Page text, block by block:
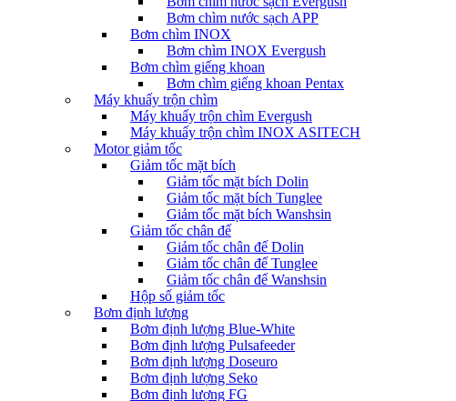
Bơm chìm nước sạch APP
Bơm chìm INOX
Bơm chìm INOX Evergush
Bơm chìm giếng khoan
Bơm chìm giếng khoan Pentax
Máy khuấy trộn chìm
Máy khuấy trộn chìm Evergush
Máy khuấy trộn chìm INOX ASITECH
Motor giảm tốc
Giảm tốc mặt bích
Giảm tốc mặt bích Dolin
Giảm tốc mặt bích Tunglee
Giảm tốc mặt bích Wanshsin
Giảm tốc chân đế
Giảm tốc chân đế Dolin
Giảm tốc chân đế Tunglee
Giảm tốc chân đế Wanshsin
Hộp số giảm tốc
Bơm định lượng
Bơm định lượng Blue-White
Bơm định lượng Pulsafeeder
Bơm định lượng Doseuro
Bơm định lượng Seko
Bơm định lượng FG